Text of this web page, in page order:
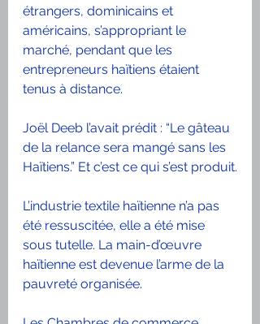
étrangers, dominicains et
américains, s’appropriant le
marché, pendant que les
entrepreneurs haïtiens étaient
tenus à distance.
Joël Deeb l’avait prédit : “Le gâteau
de la relance sera mangé sans les
Haïtiens.” Et c’est ce qui s’est produit.
L’industrie textile haïtienne n’a pas
été ressuscitée, elle a été mise
sous tutelle. La main-d’œuvre
haïtienne est devenue l’arme de la
pauvreté organisée.